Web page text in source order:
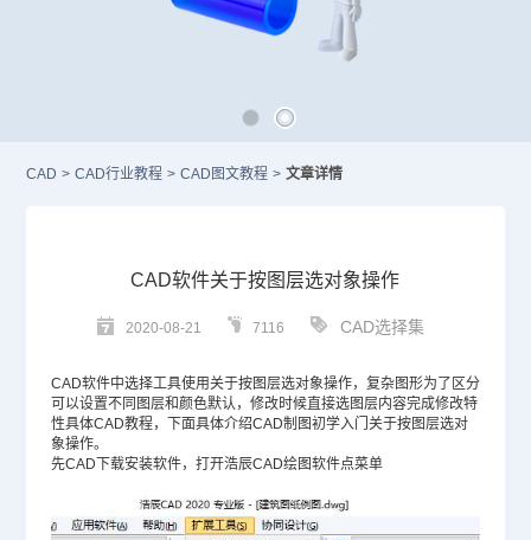
CAD > CAD行业教程 > CAD图文教程 > 文章详情
CAD软件关于按图层选对象操作
2020-08-21 7116 CAD选择集
CAD软件中选择工具使用关于按图层选对象操作，复杂图形为了区分
可以设置不同图层和颜色默认，修改时候直接选图层内容完成修改特
性具体CAD教程，下面具体介绍CAD制图初学入门关于按图层选对
象操作。
先CAD下载安装软件，打开浩辰CAD绘图软件点菜单